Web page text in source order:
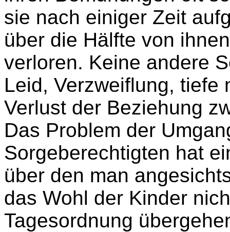
sie nach einiger Zeit
über die Hälfte von
verloren. Keine andere
Leid, Verzweiflung, tiefe
Verlust der Beziehung
Das Problem der
Sorgeberechtigten hat
über den man
das Wohl der Kinder
Tagesordnung